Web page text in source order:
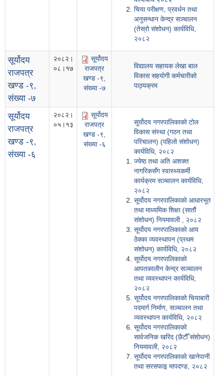
चिया परीक्षण, प्रवर्धन तथा
अनुसन्धान केन्द्र सञ्चालन
(तेस्रो संशोधन) कार्यविधि,
२०८२
सूर्योदय
राजपत्र
खण्ड -९,
संख्या -७
२०८२।
०८।१७
सूर्योदय
राजपत्र
खण्ड -९,
संख्या -७
विद्यालय सहायक लेखा बाल
विकास सहयोगी कर्मचारीको
पाठ्यक्रम
सूर्योदय
राजपत्र
खण्ड -९,
संख्या -६
२०८२।
०५।१३
सूर्योदय
राजपत्र
खण्ड -९,
संख्या -६
सूर्योदय नगरपालिकाको टोल
विकास संस्था (गठन तथा
परिचालन) (पहिलो संशोधन)
कार्यविधि, २०८२
ज्येष्ठ तथा अति अशक्त
नागरिकसँग स्वास्थ्यकर्मी
कार्यक्रम सञ्चालन कार्यविधि,
२०८२
सूर्योदय नगरपालिकाको आधारभूत
तथा माध्यमिक शिक्षा (सातौं
संशोधन) नियमावली , २०८२
सूर्योदय नगरपालिकाको आय
ठेक्का व्यवस्थापन (प्रथम
संशोधन) कार्यविधि, २०८२
सूर्योदय नगरपालिकाको
आपतकालीन केन्द्र सञ्चालन
तथा व्यवस्थापन कार्यविधि,
२०८२
सूर्योदय नगरपालिकाको चियाबारी
पदमार्ग निर्माण, सञ्चालन तथा
व्यवस्थापन कार्यविधि, २०८२
सूर्योदय नगरपालिकाको
सार्वजनिक खरिद (छैटौँ संशोधन)
नियमावली, २०८२
सूर्योदय नगरपालिकाको खानेपानी
तथा सरसफाइ मापदण्ड, २०८२